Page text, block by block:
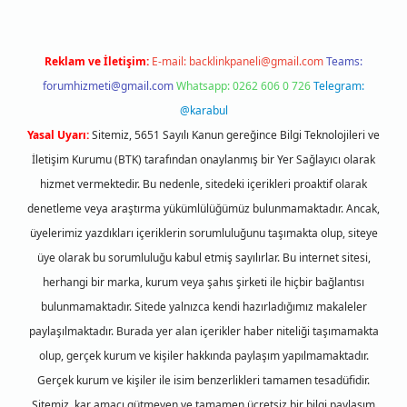
Reklam ve İletişim: E-mail: backlinkpaneli@gmail.comTeams:
forumhizmeti@gmail.comWhatsapp: 0262 606 0 726Telegram:
@karabul
Yasal Uyarı:Sitemiz, 5651 Sayılı Kanun gereğince Bilgi Teknolojileri ve
İletişim Kurumu (BTK) tarafından onaylanmış bir Yer Sağlayıcı olarak
hizmet vermektedir. Bu nedenle, sitedeki içerikleri proaktif olarak
denetleme veya araştırma yükümlülüğümüz bulunmamaktadır. Ancak,
üyelerimiz yazdıkları içeriklerin sorumluluğunu taşımakta olup, siteye
üye olarak bu sorumluluğu kabul etmiş sayılırlar. Bu internet sitesi,
herhangi bir marka, kurum veya şahıs şirketi ile hiçbir bağlantısı
bulunmamaktadır. Sitede yalnızca kendi hazırladığımız makaleler
paylaşılmaktadır. Burada yer alan içerikler haber niteliği taşımamakta
olup, gerçek kurum ve kişiler hakkında paylaşım yapılmamaktadır.
Gerçek kurum ve kişiler ile isim benzerlikleri tamamen tesadüfidir.